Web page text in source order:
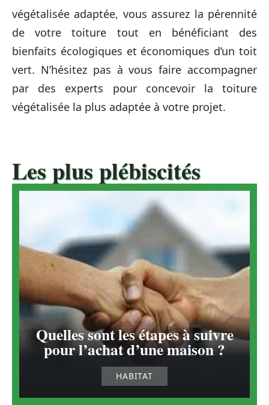
végétalisée adaptée, vous assurez la pérennité
de votre toiture tout en bénéficiant des
bienfaits écologiques et économiques d’un toit
vert. N’hésitez pas à vous faire accompagner
par des experts pour concevoir la toiture
végétalisée la plus adaptée à votre projet.
Les plus plébiscités
Quelles sont les étapes à suivre
pour l’achat d’une maison ?
HABITAT